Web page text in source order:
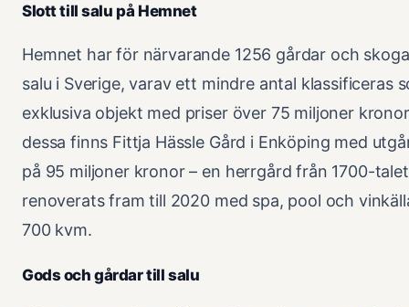
Slott till salu på Hemnet
Hemnet har för närvarande 1256 gårdar och
salu i Sverige, varav ett mindre antal klassificeras
exklusiva objekt med priser över 75 miljoner
dessa finns Fittja Hässle Gård i Enköping med
på 95 miljoner kronor – en herrgård från 1700-
renoverats fram till 2020 med spa, pool och
700 kvm.
Gods och gårdar till salu